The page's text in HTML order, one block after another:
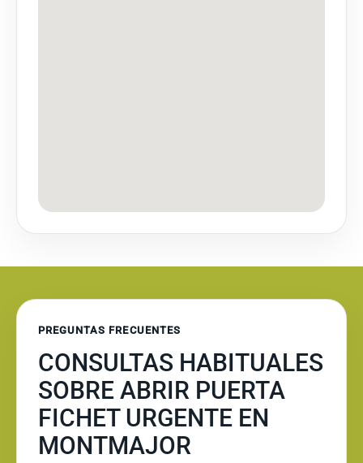
PREGUNTAS FRECUENTES
CONSULTAS HABITUALES
SOBRE ABRIR PUERTA
FICHET URGENTE EN
MONTMAJOR